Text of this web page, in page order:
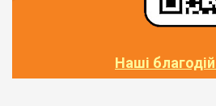
Наші